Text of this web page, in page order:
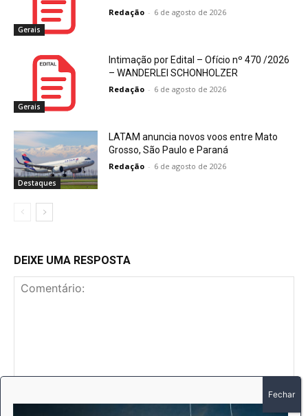
Gerais
Redação - 6 de agosto de 2026
Gerais
Intimação por Edital – Ofício nº 470 /2026
– WANDERLEI SCHONHOLZER
Redação - 6 de agosto de 2026
Destaques
LATAM anuncia novos voos entre Mato
Grosso, São Paulo e Paraná
Redação - 6 de agosto de 2026
DEIXE UMA RESPOSTA